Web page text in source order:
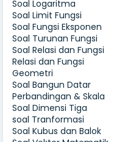
Soal Logaritma
Soal Limit Fungsi
Soal Fungsi Eksponen
Soal Turunan Fungsi
Soal Relasi dan Fungsi
Relasi dan Fungsi
Geometri
Soal Bangun Datar
Perbandingan & Skala
Soal Dimensi Tiga
soal Tranformasi
Soal Kubus dan Balok